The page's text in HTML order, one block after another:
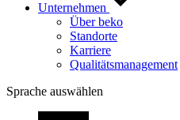
Unternehmen
Über beko
Standorte
Karriere
Qualitätsmanagement
Sprache auswählen